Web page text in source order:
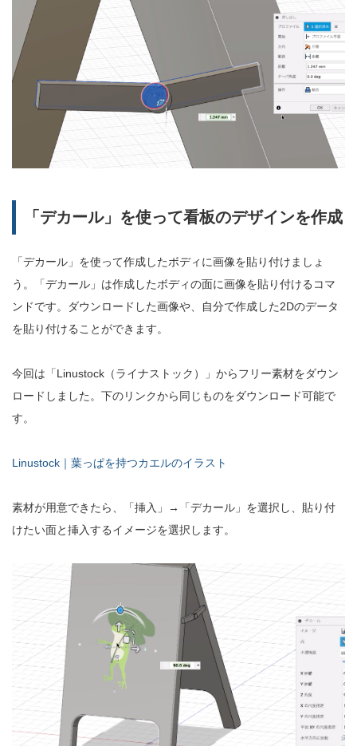
「デカール」を使って看板のデザインを作成
「デカール」を使って作成したボディに画像を貼り付けましょ
う。「デカール」は作成したボディの面に画像を貼り付けるコマ
ンドです。ダウンロードした画像や、自分で作成した2Dのデータ
を貼り付けることができます。
今回は「Linustock（ライナストック）」からフリー素材をダウン
ロードしました。下のリンクから同じものをダウンロード可能で
す。
Linustock｜葉っぱを持つカエルのイラスト
素材が用意できたら、「挿入」→「デカール」を選択し、貼り付
けたい面と挿入するイメージを選択します。